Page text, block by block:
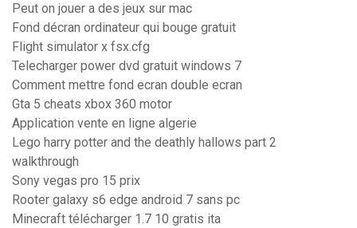
Peut on jouer a des jeux sur mac
Fond décran ordinateur qui bouge gratuit
Flight simulator x fsx.cfg
Telecharger power dvd gratuit windows 7
Comment mettre fond ecran double ecran
Gta 5 cheats xbox 360 motor
Application vente en ligne algerie
Lego harry potter and the deathly hallows part 2
walkthrough
Sony vegas pro 15 prix
Rooter galaxy s6 edge android 7 sans pc
Minecraft télécharger 1.7 10 gratis ita